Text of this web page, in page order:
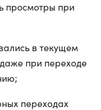
просмотры при
в текущем
при переходе
переходах